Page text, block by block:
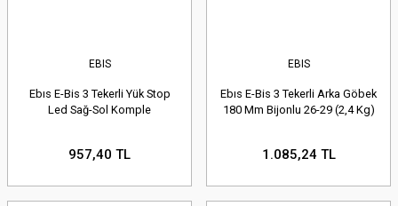
EBIS
Ebıs E-Bis 3 Tekerli Yük Stop
Led Sağ-Sol Komple
957,40 TL
EBIS
Ebıs E-Bis 3 Tekerli Arka Göbek
180 Mm Bijonlu 26-29 (2,4 Kg)
1.085,24 TL